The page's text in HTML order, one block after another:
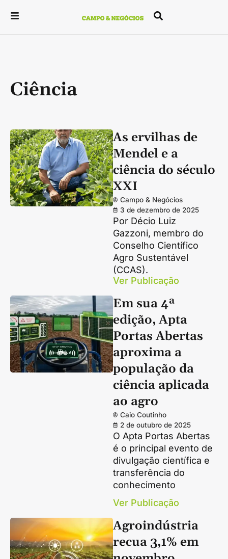
Ciência
As ervilhas de
Mendel e a
ciência do século
XXI
Campo & Negócios
3 de dezembro de 2025
Por Décio Luiz
Gazzoni, membro do
Conselho Científico
Agro Sustentável
(CCAS).
Ver Publicação
Em sua 4ª
edição, Apta
Portas Abertas
aproxima a
população da
ciência aplicada
ao agro
Caio Coutinho
2 de outubro de 2025
O Apta Portas Abertas
é o principal evento de
divulgação científica e
transferência do
conhecimento
Ver Publicação
Agroindústria
recua 3,1% em